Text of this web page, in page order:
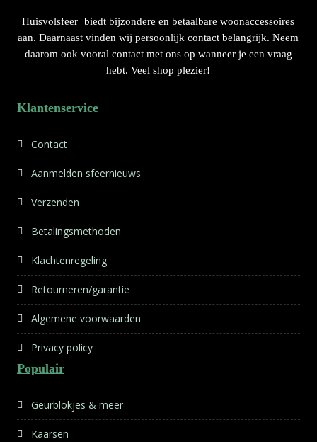
Huisvolsfeer biedt bijzondere en betaalbare woonaccessoires
aan. Daarnaast vinden wij persoonlijk contact belangrijk. Neem
daarom ook vooral contact met ons op wanneer je een vraag
hebt. Veel shop plezier!
Klantenservice
Contact
Aanmelden sfeernieuws
Verzenden
Betalingsmethoden
Klachtenregeling
Retourneren/garantie
Algemene voorwaarden
Privacy policy
Populair
Geurblokjes & meer
Kaarsen